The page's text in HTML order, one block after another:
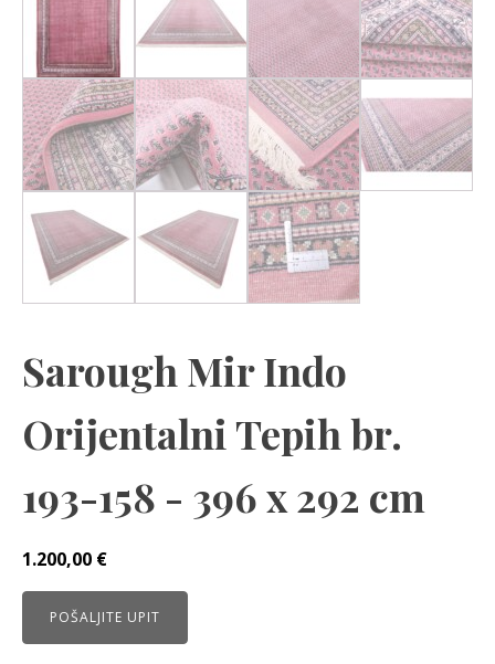
Sarough Mir Indo
Orijentalni Tepih br.
193-158 - 396 x 292 cm
1.200,00 €
POŠALJITE UPIT